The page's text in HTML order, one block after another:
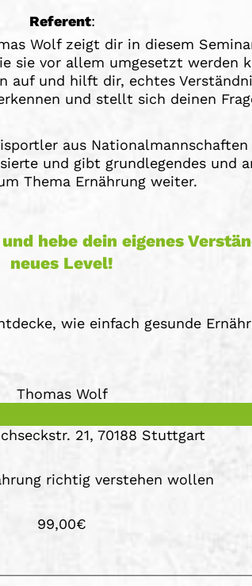
Referent:
Wolf zeigt dir in diesem
sie vor allem umgesetzt werden
auf und hilft dir, echtes
und stellt sich deinen
aus Nationalmannschaften
und gibt grundlegendes und
Thema Ernährung weiter.
hebe dein eigenes
neues Level!
wie einfach gesunde
Thomas Wolf
21, 70188 Stuttgart
richtig verstehen wollen
99,00€